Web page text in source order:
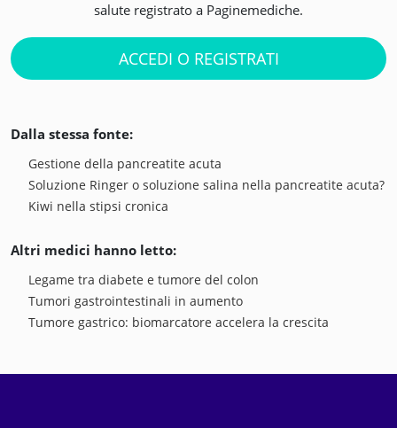
salute registrato a Paginemediche.
ACCEDI O REGISTRATI
Dalla stessa fonte:
Gestione della pancreatite acuta
Soluzione Ringer o soluzione salina nella pancreatite acuta?
Kiwi nella stipsi cronica
Altri medici hanno letto:
Legame tra diabete e tumore del colon
Tumori gastrointestinali in aumento
Tumore gastrico: biomarcatore accelera la crescita